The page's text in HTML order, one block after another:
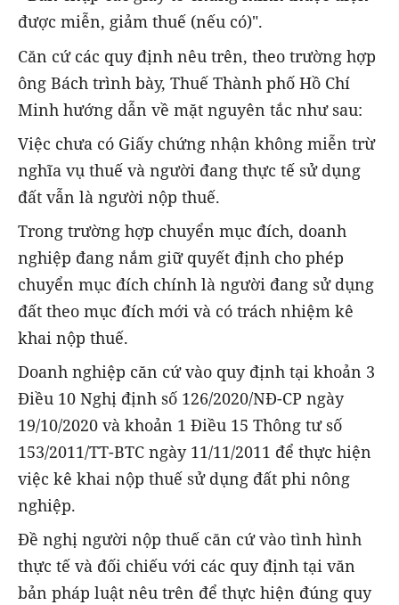
được miễn, giảm thuế (nếu có)".
Căn cứ các quy định nêu trên, theo trường hợp
ông Bách trình bày, Thuế Thành phố Hồ Chí
Minh hướng dẫn về mặt nguyên tắc như sau:
Việc chưa có Giấy chứng nhận không miễn trừ
nghĩa vụ thuế và người đang thực tế sử dụng
đất vẫn là người nộp thuế.
Trong trường hợp chuyển mục đích, doanh
nghiệp đang nắm giữ quyết định cho phép
chuyển mục đích chính là người đang sử dụng
đất theo mục đích mới và có trách nhiệm kê
khai nộp thuế.
Doanh nghiệp căn cứ vào quy định tại khoản 3
Điều 10 Nghị định số 126/2020/NĐ-CP ngày
19/10/2020 và khoản 1 Điều 15 Thông tư số
153/2011/TT-BTC ngày 11/11/2011 để thực hiện
việc kê khai nộp thuế sử dụng đất phi nông
nghiệp.
Đề nghị người nộp thuế căn cứ vào tình hình
thực tế và đối chiếu với các quy định tại văn
bản pháp luật nêu trên để thực hiện đúng quy